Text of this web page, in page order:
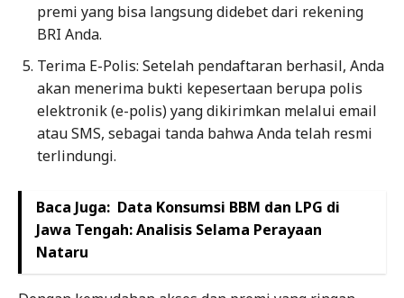
premi yang bisa langsung didebet dari rekening
BRI Anda.
Terima E-Polis: Setelah pendaftaran berhasil, Anda
akan menerima bukti kepesertaan berupa polis
elektronik (e-polis) yang dikirimkan melalui email
atau SMS, sebagai tanda bahwa Anda telah resmi
terlindungi.
Baca Juga: Data Konsumsi BBM dan LPG di
Jawa Tengah: Analisis Selama Perayaan
Nataru